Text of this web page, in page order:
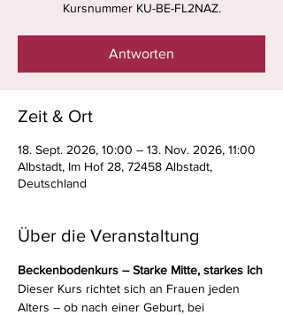
Kursnummer KU-BE-FL2NAZ.
Antworten
Zeit & Ort
18. Sept. 2026, 10:00 – 13. Nov. 2026, 11:00
Albstadt, Im Hof 28, 72458 Albstadt,
Deutschland
Über die Veranstaltung
Beckenbodenkurs – Starke Mitte, starkes Ich
Dieser Kurs richtet sich an Frauen jeden
Alters – ob nach einer Geburt, bei